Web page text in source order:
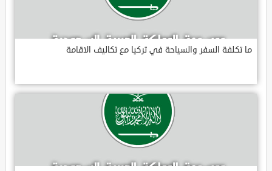
ما تكلفة السفر والسياحة في تركيا مع تكاليف الاقامة